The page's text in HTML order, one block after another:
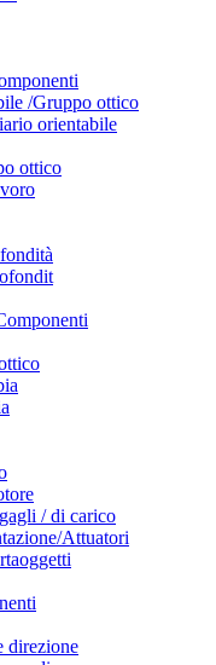
/Gruppo ottico
orientabile
ottico
/ di carico
Attuatori
direzione